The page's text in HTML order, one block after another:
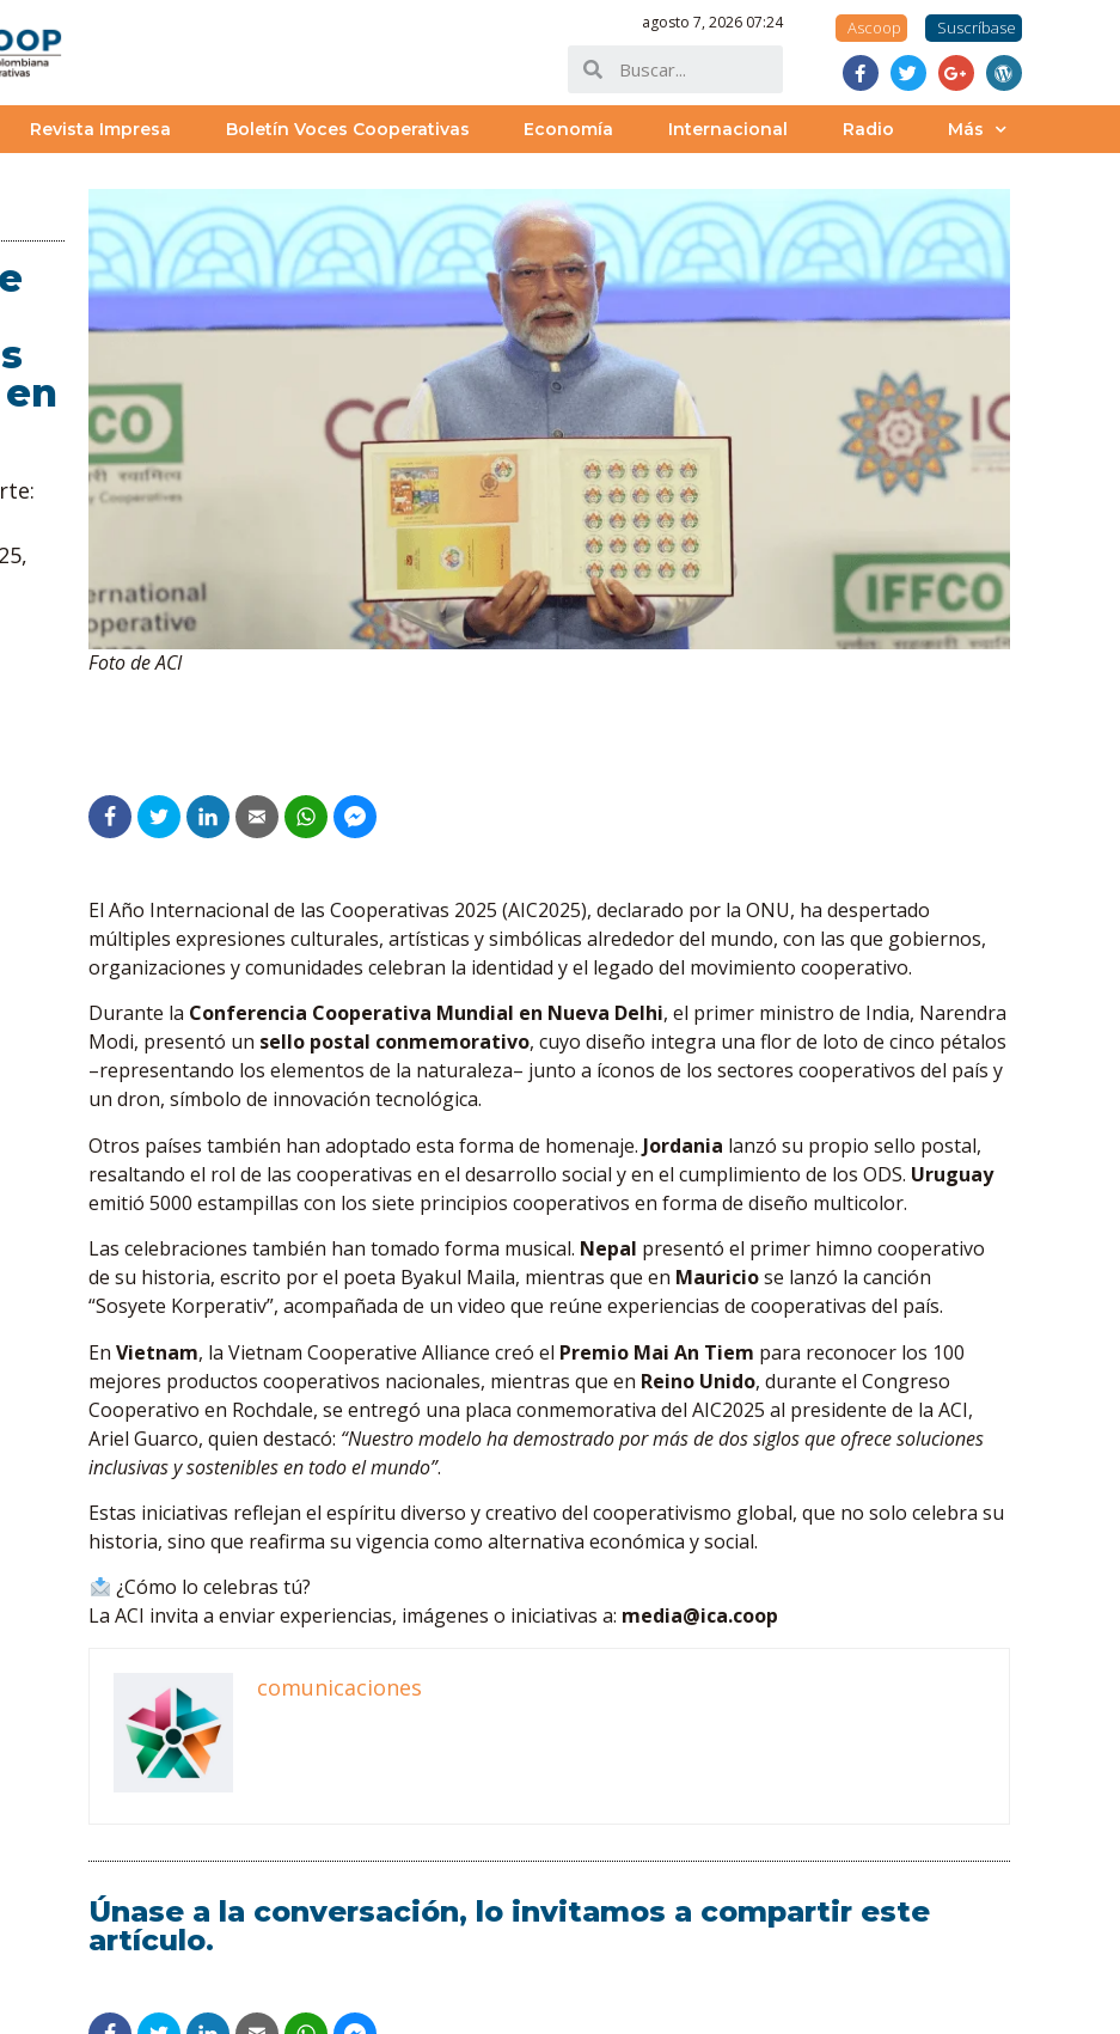
agosto 7, 2026 07:24 Ascoop Suscríbase
Revista Impresa Boletín Voces Cooperativas Economía Internacional Radio Más
Foto de ACI
El Año Internacional de las Cooperativas 2025 (AIC2025), declarado por la ONU, ha despertado
múltiples expresiones culturales, artísticas y simbólicas alrededor del mundo, con las que gobiernos,
organizaciones y comunidades celebran la identidad y el legado del movimiento cooperativo.
Durante la Conferencia Cooperativa Mundial en Nueva Delhi, el primer ministro de India, Narendra
Modi, presentó un sello postal conmemorativo, cuyo diseño integra una flor de loto de cinco pétalos
–representando los elementos de la naturaleza– junto a íconos de los sectores cooperativos del país y
un dron, símbolo de innovación tecnológica.
Otros países también han adoptado esta forma de homenaje. Jordania lanzó su propio sello postal,
resaltando el rol de las cooperativas en el desarrollo social y en el cumplimiento de los ODS. Uruguay
emitió 5000 estampillas con los siete principios cooperativos en forma de diseño multicolor.
Las celebraciones también han tomado forma musical. Nepal presentó el primer himno cooperativo
de su historia, escrito por el poeta Byakul Maila, mientras que en Mauriciose lanzó la canción
“Sosyete Korperativ”, acompañada de un video que reúne experiencias de cooperativas del país.
EnVietnam, la Vietnam Cooperative Alliance creó el Premio Mai An Tiem para reconocer los 100
mejores productos cooperativos nacionales, mientras que en Reino Unido, durante el Congreso
Cooperativo en Rochdale, se entregó una placa conmemorativa del AIC2025 al presidente de la ACI,
Ariel Guarco, quien destacó: “Nuestro modelo ha demostrado por más de dos siglos que ofrece soluciones
inclusivas y sostenibles en todo el mundo”.
Estas iniciativas reflejan el espíritu diverso y creativo del cooperativismo global, que no solo celebra su
historia, sino que reafirma su vigencia como alternativa económica y social.
¿Cómo lo celebras tú?
La ACI invita a enviar experiencias, imágenes o iniciativas a: media@ica.coop
comunicaciones
Únase a la conversación, lo invitamos a compartir este
artículo.